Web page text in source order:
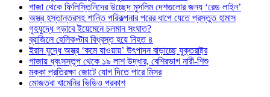
গাজা থেকে ফিলিস্তিনিদের উচ্ছেদ মুসলিম দেশগুলোর জন্য ‘রেড লাইন’
অস্ত্র হস্তান্তরসহ শান্তি পরিকল্পনার পরের ধাপে যেতে প্রস্তুত হামাস
গৃহযুদ্ধে গড়াবে ইয়েমেনে চলমান সংঘাত?
ব্রাজিলে হেলিকপ্টার বিধ্বস্ত হয়ে নিহত ৪
ইরান যুদ্ধে অস্ত্র ‘কমে যাওয়ায়’ উৎপাদন বাড়াচ্ছে যুক্তরাষ্ট্র
গাজায় ধ্বংসস্তূপ থেকে ১৯ লাশ উদ্ধার, বেশিরভাগ নারী-শিশু
মক্কা প্রতিরক্ষা জোটে যোগ দিতে পারে মিসর
মোজতবা খামেনির ভিডিও প্রকাশ